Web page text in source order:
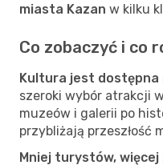
miasta Kazan w kilku
Co zobaczyć i co
Kultura jest dostępna
szeroki wybór atrakcji
muzeów i galerii po
przybliżają przeszłość
Mniej turystów,